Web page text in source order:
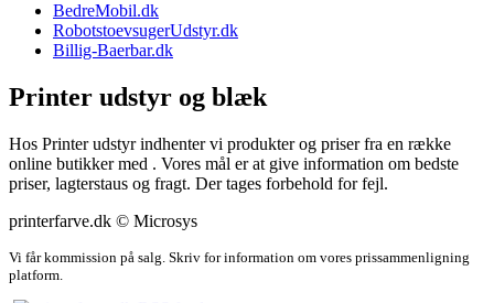
BedreMobil.dk
RobotstoevsugerUdstyr.dk
Billig-Baerbar.dk
Printer udstyr og blæk
Hos Printer udstyr indhenter vi produkter og priser fra en række
online butikker med . Vores mål er at give information om bedste
priser, lagterstaus og fragt. Der tages forbehold for fejl.
printerfarve.dk © Microsys
Vi får kommission på salg. Skriv for information om vores prissammenligning
platform.